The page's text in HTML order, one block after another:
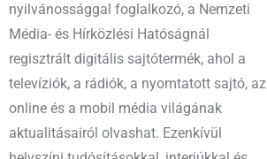
nyilvánossággal foglalkozó, a Nemzeti
Média- és Hírközlési Hatóságnál
regisztrált digitális sajtótermék, ahol a
televíziók, a rádiók, a nyomtatott sajtó, az
online és a mobil média világának
aktualitásairól olvashat. Ezenkívül